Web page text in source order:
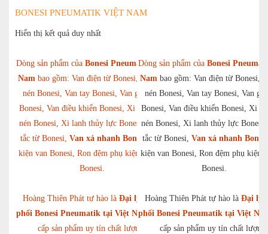
BONESI PNEUMATIK VIỆT NAM
Hiển thị kết quả duy nhất
Dòng sản phẩm của Bonesi Pneumatik Việt
Nambao gồm: Van điện từ Bonesi, Van khí
nén Bonesi, Van tay Bonesi, Van giảm áp
Bonesi, Van điều khiển Bonesi, Xi lanh khí
nén Bonesi, Xi lanh thủy lực Bonesi, Công
tắc từ Bonesi, Van xả nhanh Bonesi, Phụ
kiện van Bonesi, Ron đệm phụ kiện xi lanh
Bonesi.
Hoàng Thiên Phát tự hào là Đại lý phân
phối Bonesi Pneumatik tại Việt Namcung
cấp sản phẩm uy tín chất lượng.
Dòng sản phẩm của Bonesi
Nambao gồm: Van điện từ Bonesi,
nén Bonesi, Van tay Bonesi, Van
Bonesi, Van điều khiển Bonesi, Xi
nén Bonesi, Xi lanh thủy lực Bonesi,
tắc từ Bonesi, Van xả nhanh Bonesi
kiện van Bonesi, Ron đệm phụ kiện
Bonesi.
Hoàng Thiên Phát tự hào là Đại lý
phối Bonesi Pneumatik tại Việt
cấp sản phẩm uy tín chất lượng.